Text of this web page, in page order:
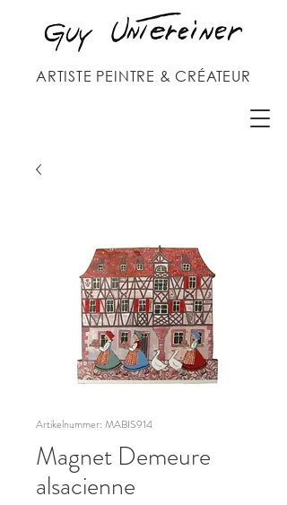
ARTISTE PEINTRE & CRÉATEUR
Artikelnummer: MABIS914
Magnet Demeure
alsacienne